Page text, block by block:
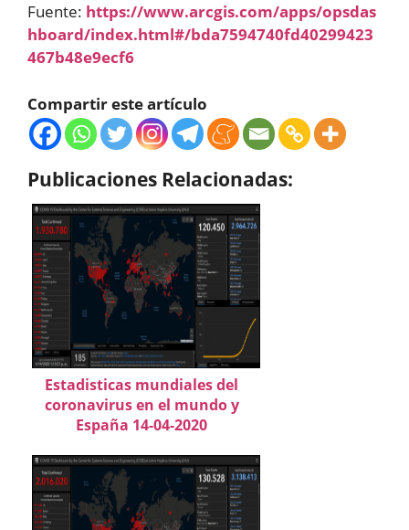
Fuente: https://www.arcgis.com/apps/opsdas
hboard/index.html#/bda7594740fd40299423
467b48e9ecf6
Compartir este artículo
Publicaciones Relacionadas:
Estadisticas mundiales del
coronavirus en el mundo y
España 14-04-2020